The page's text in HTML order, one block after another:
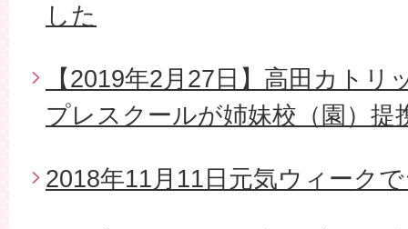
した
【2019年2月27日】高田カト
プレスクールが姉妹校（園）提
2018年11月11日元気ウィーク